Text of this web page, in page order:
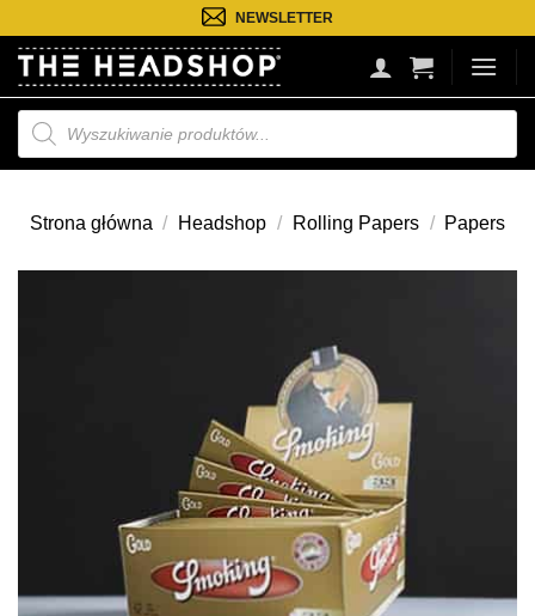
do
treści
NEWSLETTER
Wyszukiwarka
produktów
Strona główna / Headshop / Rolling Papers / Papers